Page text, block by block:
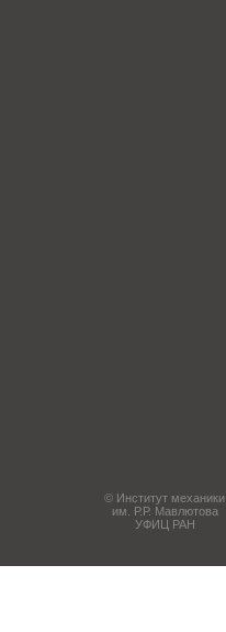
© Институт механики
им. Р.Р. Мавлютова
УФИЦ РАН